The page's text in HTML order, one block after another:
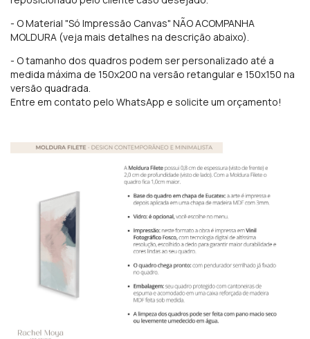
- O Material "Só Impressão Canvas" NÃO ACOMPANHA
MOLDURA (veja mais detalhes na descrição abaixo).
- O tamanho dos quadros podem ser personalizado até a
medida máxima de 150x200 na versão retangular e 150x150 na
versão quadrada.
Entre em contato pelo WhatsApp e solicite um orçamento!